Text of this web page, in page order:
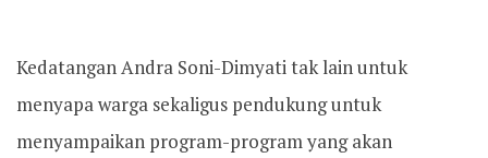
Kedatangan Andra Soni-Dimyati tak lain untuk
menyapa warga sekaligus pendukung untuk
menyampaikan program-program yang akan